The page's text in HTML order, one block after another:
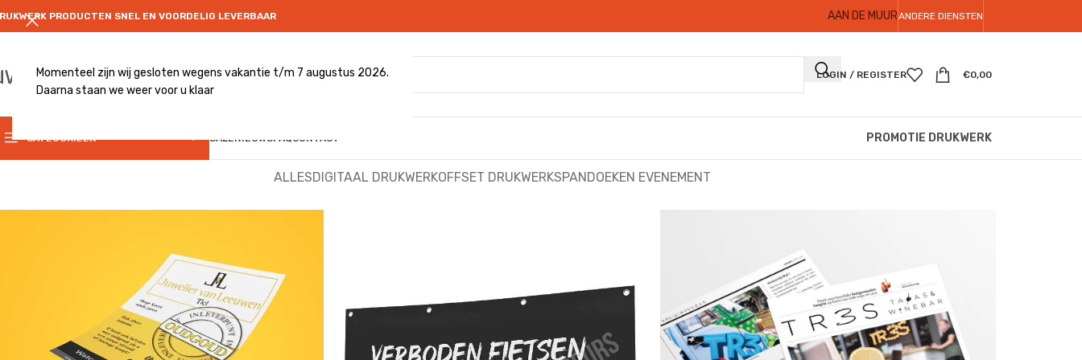
Momenteel zijn wij gesloten wegens vakantie t/m 7 augustus 2026.
Daarna staan we weer voor u klaar
PRODUCTEN SNEL EN VOORDELIG LEVERBAAR AAN DE MUURANDERE DIENSTEN
LOGIN / REGISTER €0,00
CATEGORIEËN SALENIEUWSFAQCONTACT PROMOTIE DRUKWERK
ALLESDIGITAAL DRUKWERKOFFSET DRUKWERKSPANDOEKEN EVENEMENT